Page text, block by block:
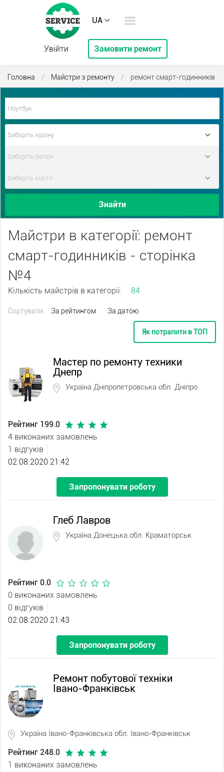
UA
Увійти Замовити ремонт
Головна / Майстри з ремонту / ремонт смарт-годинників
Знайти
Майстри в категорії: ремонт
смарт-годинників - сторінка
№4
Кількість майстрів в категорії: 84
Сортувати: За рейтингом За датою
Як потрапити в ТОП
Мастер по ремонту техники
Днепр
Україна Дніпропетровська обл. Дніпро
Рейтинг 199.0
4 виконаних замовлень
1 відгуків
02.08.2020 21:42
Запропонувати роботу
Глеб Лавров
Україна Донецька обл. Краматорськ
Рейтинг 0.0
0 виконаних замовлень
0 відгуків
02.08.2020 21:43
Запропонувати роботу
Ремонт побутової техніки
Івано-Франківськ
Україна Івано-Франківська обл. Івано-Франківськ
Рейтинг 248.0
1 виконаних замовлень